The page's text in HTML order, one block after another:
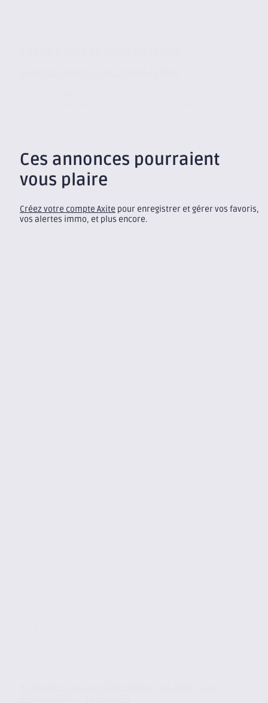
Ces annonces pourraient
vous plaire
Créez votre compte Axite pour enregistrer et gérer vos favoris,
vos alertes immo, et plus encore.